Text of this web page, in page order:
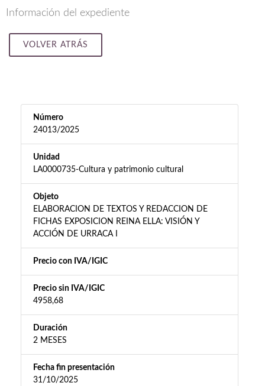
Información del expediente
VOLVER ATRÁS
Número
24013/2025
Unidad
LA0000735-Cultura y patrimonio cultural
Objeto
ELABORACION DE TEXTOS Y REDACCION DE
FICHAS EXPOSICION REINA ELLA: VISIÓN Y
ACCIÓN DE URRACA I
Precio con IVA/IGIC
Precio sin IVA/IGIC
4958,68
Duración
2 MESES
Fecha fin presentación
31/10/2025